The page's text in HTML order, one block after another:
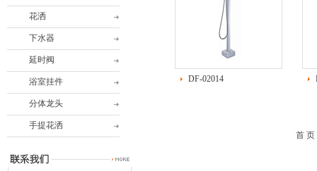
花洒
下水器
延时阀
浴室挂件
分体龙头
手提花洒
DF-02014
首 页